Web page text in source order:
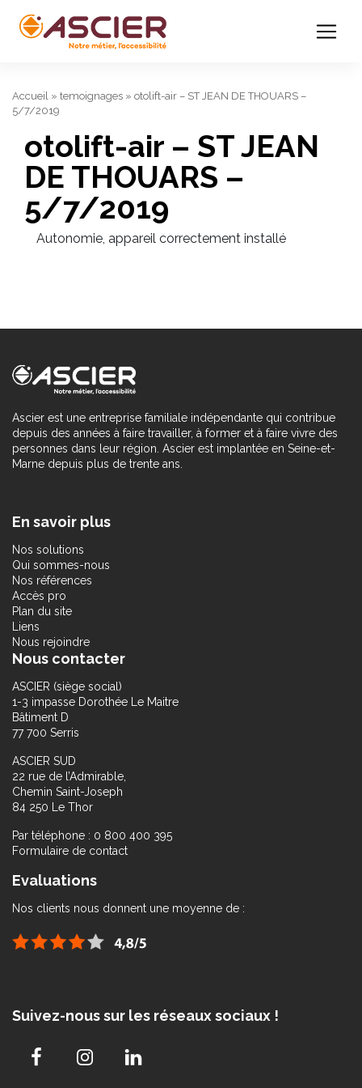
Accueil » temoignages » otolift-air – ST JEAN DE THOUARS –
5/7/2019
otolift-air – ST JEAN
DE THOUARS –
5/7/2019
Autonomie, appareil correctement installé
Ascier est une entreprise familiale indépendante qui contribue
depuis des années à faire travailler, à former et à faire vivre des
personnes dans leur région. Ascier est implantée en Seine-et-
Marne depuis plus de trente ans.
En savoir plus
Nos solutions
Qui sommes-nous
Nos références
Accès pro
Plan du site
Liens
Nous rejoindre
Nous contacter
ASCIER (siège social)
1-3 impasse Dorothée Le Maitre
Bâtiment D
77 700 Serris
ASCIER SUD
22 rue de l’Admirable,
Chemin Saint-Joseph
84 250 Le Thor
Par téléphone : 0 800 400 395
Formulaire de contact
Evaluations
Nos clients nous donnent une moyenne de :
Suivez-nous sur les réseaux sociaux !